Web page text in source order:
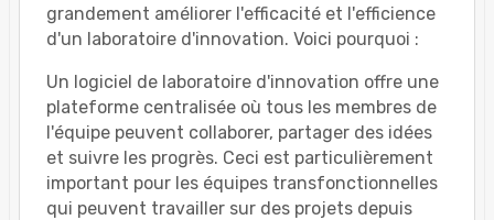
grandement améliorer l'efficacité et l'efficience
d'un laboratoire d'innovation. Voici pourquoi :
Un logiciel de laboratoire d'innovation offre une
plateforme centralisée où tous les membres de
l'équipe peuvent collaborer, partager des idées
et suivre les progrès. Ceci est particulièrement
important pour les équipes transfonctionnelles
qui peuvent travailler sur des projets depuis